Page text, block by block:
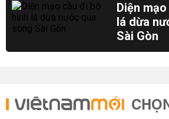
Diện
lá dừa
Sài Gòn